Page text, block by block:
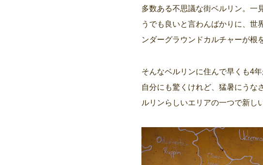
多数ある不思議な街ベルリン。一
うでも良いと言わんばかりに、世
ンダーグラウンドカルチャーが根
そんなベルリンに住んで早くも4
自分にも驚くけれど、猛暑にうな
ルリンらしいエリアの一つで新し